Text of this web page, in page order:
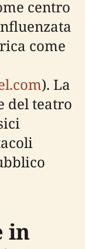
centro
come
). La
del teatro
in